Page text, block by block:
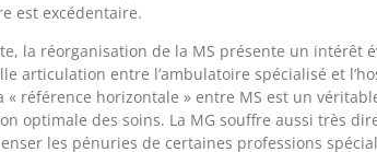
est excédentaire.
la réorganisation de la MS présente un intérêt
articulation entre l’ambulatoire spécialisé et
« référence horizontale » entre MS est un
optimale des soins. La MG souffre aussi très
les pénuries de certaines professions